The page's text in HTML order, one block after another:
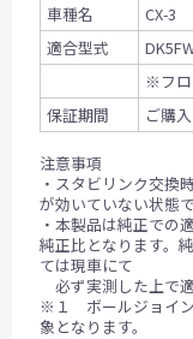
車種名
CX-3
適合型式
※フ
保証期間
ご購
注意事項
・スタビリンク交換
が効いていない状態
・本製品は純正での
純正比となります。
ては現車にて
必ず実測した上で
※１ ボールジョイン
象となります。